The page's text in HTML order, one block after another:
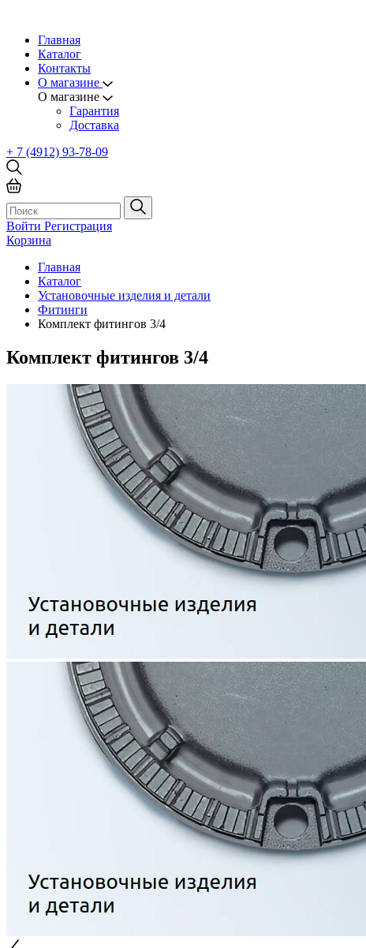
Главная
Каталог
Контакты
О магазине
О магазине
Гарантия
Доставка
+ 7 (4912) 93-78-09
Войти Регистрация
Корзина
Главная
Каталог
Установочные изделия и детали
Фитинги
Комплект фитингов 3/4
Комплект фитингов 3/4